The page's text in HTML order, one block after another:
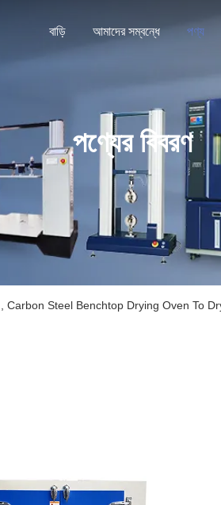
বাড়ি আমাদের সম্বন্ধে পণ্য
পণ্যের বিবরণ
Carbon Steel Benchtop Drying Oven To